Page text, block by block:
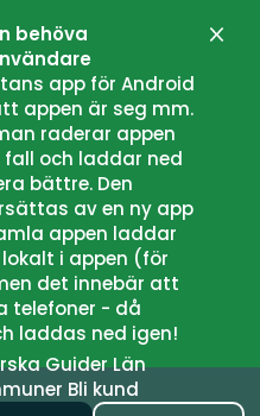
behöva
app för Android
appen är seg mm.
raderar appen
och laddar ned
bättre. Den
av en ny app
appen laddar
i appen (för
det innebär att
telefoner - då
laddas ned igen!
GuiderLän
Bli kund